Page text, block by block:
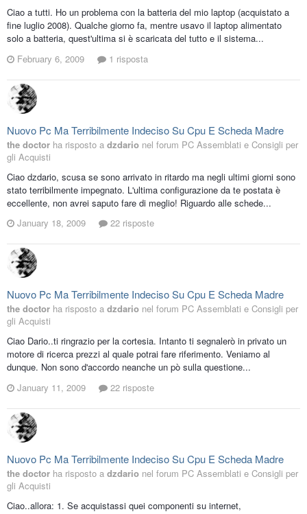
Ciao a tutti. Ho un problema con la batteria del mio laptop (acquistato a
fine luglio 2008). Qualche giorno fa, mentre usavo il laptop alimentato
solo a batteria, quest'ultima si è scaricata del tutto e il sistema...
February 6, 2009
1 risposta
Nuovo Pc Ma Terribilmente Indeciso Su Cpu E Scheda Madre
the doctor ha risposto a dzdario nel forum PC Assemblati e Consigli per
gli Acquisti
Ciao dzdario, scusa se sono arrivato in ritardo ma negli ultimi giorni sono
stato terribilmente impegnato. L'ultima configurazione da te postata è
eccellente, non avrei saputo fare di meglio! Riguardo alle schede...
January 18, 2009
22 risposte
Nuovo Pc Ma Terribilmente Indeciso Su Cpu E Scheda Madre
the doctor ha risposto a dzdario nel forum PC Assemblati e Consigli per
gli Acquisti
Ciao Dario..ti ringrazio per la cortesia. Intanto ti segnalerò in privato un
motore di ricerca prezzi al quale potrai fare riferimento. Veniamo al
dunque. Non sono d'accordo neanche un pò sulla questione...
January 11, 2009
22 risposte
Nuovo Pc Ma Terribilmente Indeciso Su Cpu E Scheda Madre
the doctor ha risposto a dzdario nel forum PC Assemblati e Consigli per
gli Acquisti
Ciao..allora: 1. Se acquistassi quei componenti su internet,